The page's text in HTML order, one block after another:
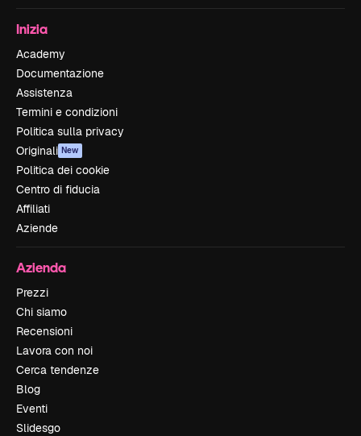
Inizia
Academy
Documentazione
Assistenza
Termini e condizioni
Politica sulla privacy
Originali New
Politica dei cookie
Centro di fiducia
Affiliati
Aziende
Azienda
Prezzi
Chi siamo
Recensioni
Lavora con noi
Cerca tendenze
Blog
Eventi
Slidesgo